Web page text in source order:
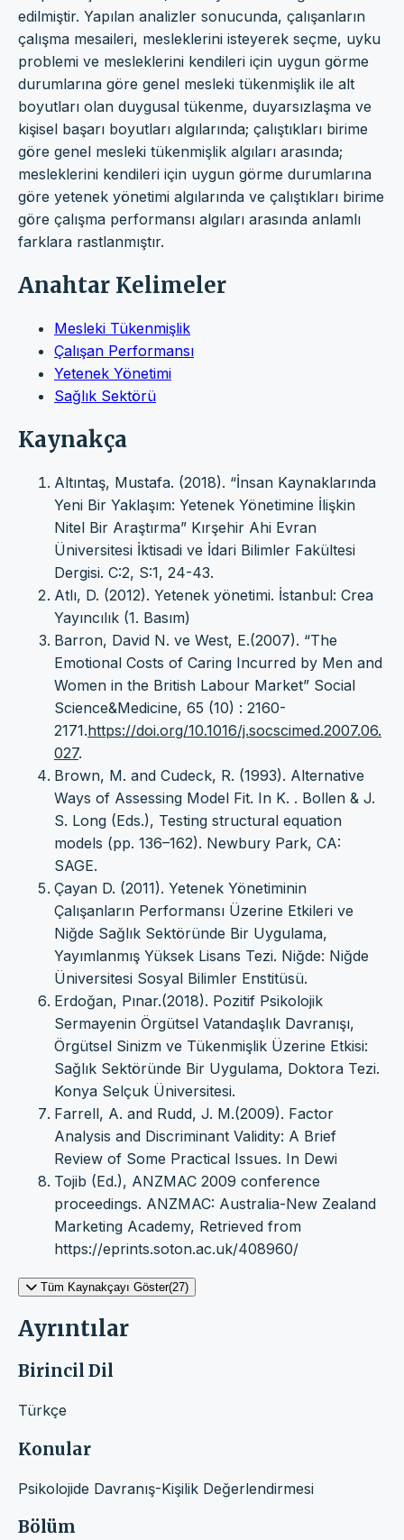
edilmiştir. Yapılan analizler sonucunda, çalışanların
çalışma mesaileri, mesleklerini isteyerek seçme, uyku
problemi ve mesleklerini kendileri için uygun görme
durumlarına göre genel mesleki tükenmişlik ile alt
boyutları olan duygusal tükenme, duyarsızlaşma ve
kişisel başarı boyutları algılarında; çalıştıkları birime
göre genel mesleki tükenmişlik algıları arasında;
mesleklerini kendileri için uygun görme durumlarına
göre yetenek yönetimi algılarında ve çalıştıkları birime
göre çalışma performansı algıları arasında anlamlı
farklara rastlanmıştır.
Anahtar Kelimeler
Mesleki Tükenmişlik
Çalışan Performansı
Yetenek Yönetimi
Sağlık Sektörü
Kaynakça
Altıntaş, Mustafa. (2018). “İnsan Kaynaklarında
Yeni Bir Yaklaşım: Yetenek Yönetimine İlişkin
Nitel Bir Araştırma” Kırşehir Ahi Evran
Üniversitesi İktisadi ve İdari Bilimler Fakültesi
Dergisi. C:2, S:1, 24-43.
Atlı, D. (2012). Yetenek yönetimi. İstanbul: Crea
Yayıncılık (1. Basım)
Barron, David N. ve West, E.(2007). “The
Emotional Costs of Caring Incurred by Men and
Women in the British Labour Market” Social
Science&Medicine, 65 (10) : 2160-
2171.https://doi.org/10.1016/j.socscimed.2007.06.
027.
Brown, M. and Cudeck, R. (1993). Alternative
Ways of Assessing Model Fit. In K. . Bollen & J.
S. Long (Eds.), Testing structural equation
models (pp. 136–162). Newbury Park, CA:
SAGE.
Çayan D. (2011). Yetenek Yönetiminin
Çalışanların Performansı Üzerine Etkileri ve
Niğde Sağlık Sektöründe Bir Uygulama,
Yayımlanmış Yüksek Lisans Tezi. Niğde: Niğde
Üniversitesi Sosyal Bilimler Enstitüsü.
Erdoğan, Pınar.(2018). Pozitif Psikolojik
Sermayenin Örgütsel Vatandaşlık Davranışı,
Örgütsel Sinizm ve Tükenmişlik Üzerine Etkisi:
Sağlık Sektöründe Bir Uygulama, Doktora Tezi.
Konya Selçuk Üniversitesi.
Farrell, A. and Rudd, J. M.(2009). Factor
Analysis and Discriminant Validity: A Brief
Review of Some Practical Issues. In Dewi
Tojib (Ed.), ANZMAC 2009 conference
proceedings. ANZMAC: Australia-New Zealand
Marketing Academy, Retrieved from
https://eprints.soton.ac.uk/408960/
Tüm Kaynakçayı Göster(27)
Ayrıntılar
Birincil Dil
Türkçe
Konular
Psikolojide Davranış-Kişilik Değerlendirmesi
Bölüm